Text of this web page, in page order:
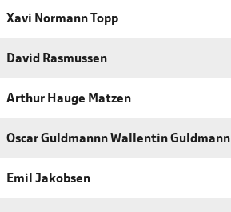
Xavi Normann Topp
David Rasmussen
Arthur Hauge Matzen
Oscar Guldmannn Wallentin Guldmann
Emil Jakobsen